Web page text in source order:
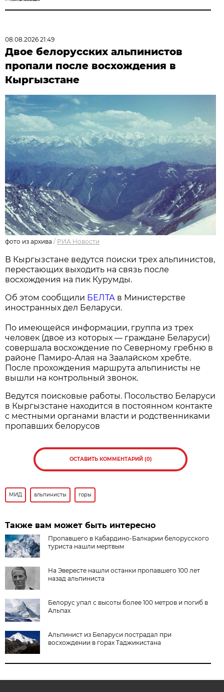
08.08.2026 21:49
Двое белорусских альпинистов
пропали после восхождения в
Кыргызстане
фото из архива / РИА Новости
В Кыргызстане ведутся поиски трех альпинистов,
перестающих выходить на связь после
восхождения на пик Курумды.
Об этом сообщили БЕЛТА в Министерстве
иностранных дел Беларуси.
По имеющейся информации, группа из трех
человек (двое из которых — граждане Беларуси)
совершала восхождение по Северному гребню в
районе Памиро-Алая на Заалайском хребте.
После прохождения маршрута альпинисты не
вышли на контрольный звонок.
Ведутся поисковые работы. Посольство Беларуси
в Кыргызстане находится в постоянном контакте
с местными органами власти и родственниками
пропавших белорусов
ОСТАВИТЬ КОММЕНТАРИЙ (0)
МИД альпинисты горы
Также вам может быть интересно
Пропавшего в Кабардино-Балкарии белорусского
туриста нашли мертвым
На Эвересте нашли останки пропавшего 100 лет
назад альпиниста
Белорус упал с высоты более 100 метров и погиб в
Альпах
Альпинист из Беларуси пострадал при
восхождении в горах Таджикистана